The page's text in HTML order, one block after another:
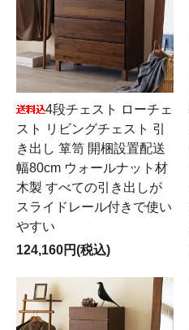
4段チェスト ローチェ
スト リビングチェスト 引
き出し 箪笥 開梱設置配送
幅80cm ウォールナット材
木製 すべての引き出しが
スライドレール付きで使い
やすい
124,160円(税込)